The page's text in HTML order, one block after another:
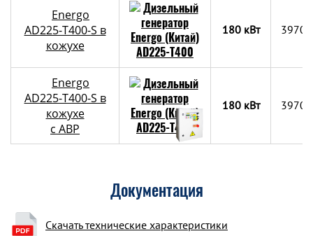
Energo
AD225-T400-S в
кожухе
180 кВт
Energo
AD225-T400-S в
кожухе
с АВР
180 кВт
Документация
Скачать технические характеристики